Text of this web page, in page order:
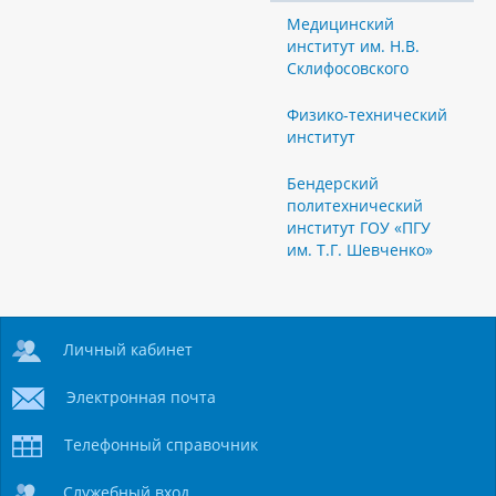
Медицинский
институт им. Н.В.
Склифосовского
Физико-технический
институт
Бендерский
политехнический
институт ГОУ «ПГУ
им. Т.Г. Шевченко»
Личный кабинет
Электронная почта
Телефонный справочник